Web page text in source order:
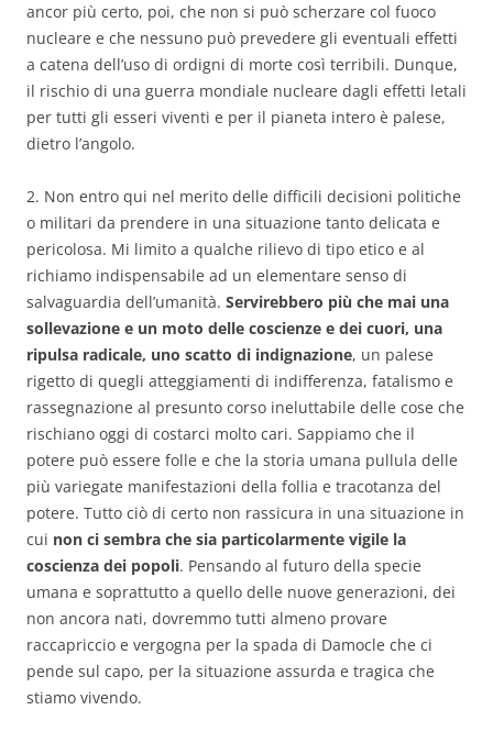
ancor più certo, poi, che non si può scherzare col fuoco
nucleare e che nessuno può prevedere gli eventuali effetti
a catena dell’uso di ordigni di morte così terribili. Dunque,
il rischio di una guerra mondiale nucleare dagli effetti letali
per tutti gli esseri viventi e per il pianeta intero è palese,
dietro l’angolo.
2. Non entro qui nel merito delle difficili decisioni politiche
o militari da prendere in una situazione tanto delicata e
pericolosa. Mi limito a qualche rilievo di tipo etico e al
richiamo indispensabile ad un elementare senso di
salvaguardia dell’umanità. Servirebbero più che mai una
sollevazione e un moto delle coscienze e dei cuori, una
ripulsa radicale, uno scatto di indignazione, un palese
rigetto di quegli atteggiamenti di indifferenza, fatalismo e
rassegnazione al presunto corso ineluttabile delle cose che
rischiano oggi di costarci molto cari. Sappiamo che il
potere può essere folle e che la storia umana pullula delle
più variegate manifestazioni della follia e tracotanza del
potere. Tutto ciò di certo non rassicura in una situazione in
cui non ci sembra che sia particolarmente vigile la
coscienza dei popoli. Pensando al futuro della specie
umana e soprattutto a quello delle nuove generazioni, dei
non ancora nati, dovremmo tutti almeno provare
raccapriccio e vergogna per la spada di Damocle che ci
pende sul capo, per la situazione assurda e tragica che
stiamo vivendo.